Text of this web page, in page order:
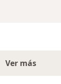
Ver másopiniones